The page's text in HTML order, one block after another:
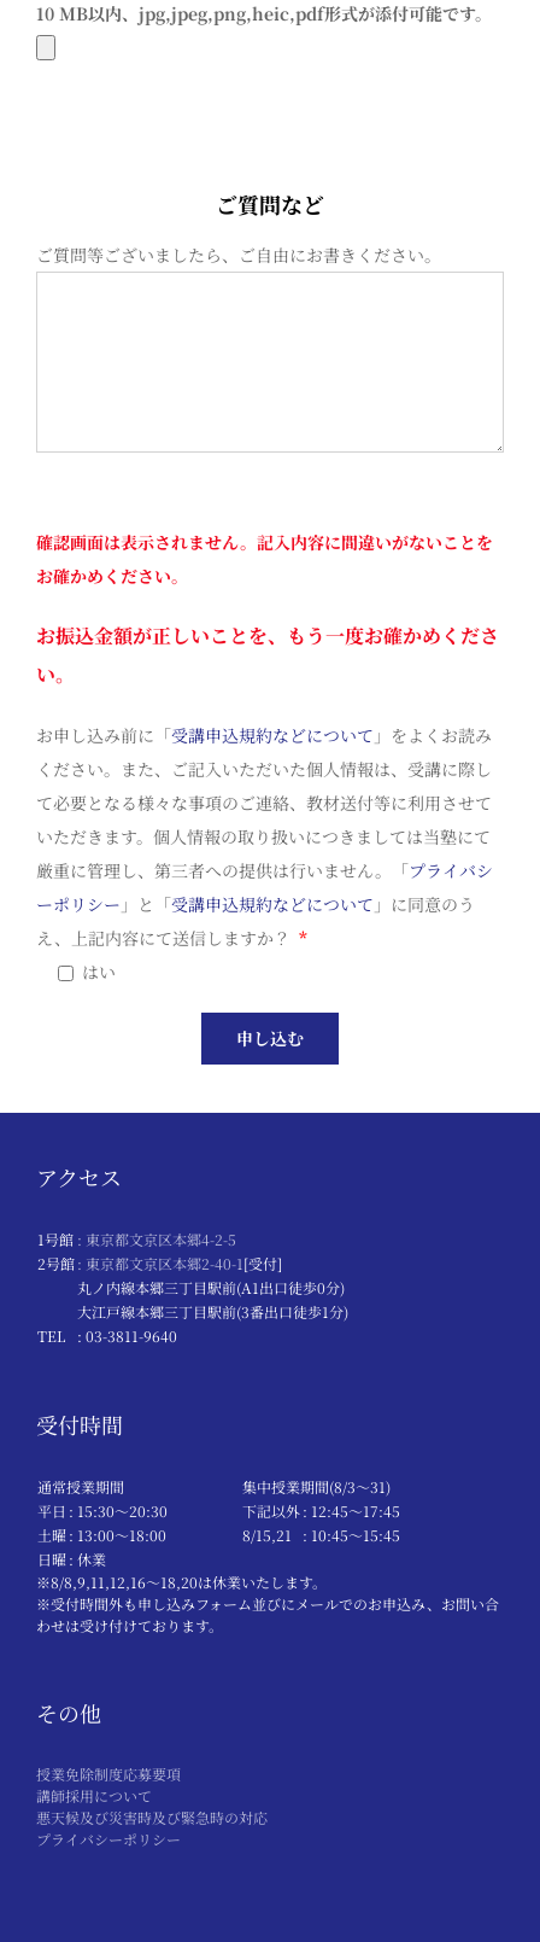
10 MB以内、jpg,jpeg,png,heic,pdf形式が添付可能です。
ご質問など
ご質問等ございましたら、ご自由にお書きください。
確認画面は表示されません。記入内容に間違いがないことを
お確かめください。
お振込金額が正しいことを、もう一度お確かめくださ
い。
お申し込み前に「受講申込規約などについて 」をよくお読み
ください。また、ご記入いただいた個人情報は、受講に際し
て必要となる様々な事項のご連絡、教材送付等に利用させて
いただきます。個人情報の取り扱いにつきましては当塾にて
厳重に管理し、第三者への提供は行いません。「プライバシ
ーポリシー 」と「受講申込規約などについて 」に同意のう
え、上記内容にて送信しますか？ *
はい
アクセス
1号館 : 東京都文京区本郷4-2-5
2号館: 東京都文京区本郷2-40-1[受付]
丸ノ内線本郷三丁目駅前(A1出口徒歩0分)
大江戸線本郷三丁目駅前(3番出口徒歩1分)
TEL
: 03-3811-9640
受付時間
通常授業期間
集中授業期間(8/3～31)
平日 : 15:30〜20:30 下記以外: 12:45〜17:45
土曜: 13:00〜18:00 8/15,21
: 10:45〜15:45
日曜: 休業
※8/8,9,11,12,16～18,20は休業いたします。
※受付時間外も申し込みフォーム並びにメールでのお申込み、お問い合
わせは受け付けております。
その他
授業免除制度応募要項
講師採用について
悪天候及び災害時及び緊急時の対応
プライバシーポリシー